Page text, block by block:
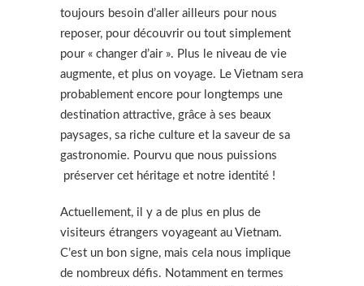
toujours besoin d’aller ailleurs pour nous
reposer, pour découvrir ou tout simplement
pour « changer d’air ». Plus le niveau de vie
augmente, et plus on voyage. Le Vietnam sera
probablement encore pour longtemps une
destination attractive, grâce à ses beaux
paysages, sa riche culture et la saveur de sa
gastronomie. Pourvu que nous puissions
préserver cet héritage et notre identité !
Actuellement, il y a de plus en plus de
visiteurs étrangers voyageant au Vietnam.
C’est un bon signe, mais cela nous implique
de nombreux défis. Notamment en termes